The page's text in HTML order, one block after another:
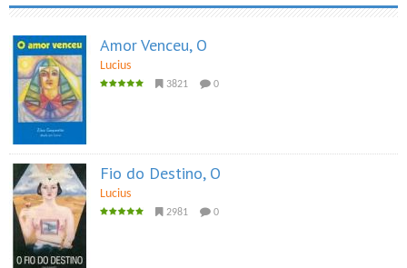
Amor Venceu, O
Lucius
3821 0
Fio do Destino, O
Lucius
2981 0